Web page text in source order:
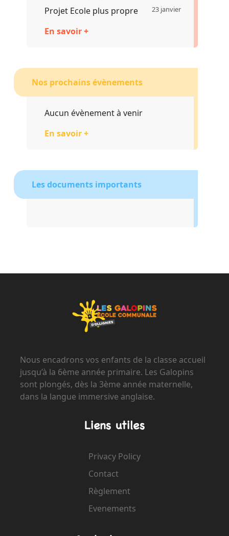
Projet Ecole plus propre 23 janvier
En savoir +
Nos prochains évènements
Aucun évènement à venir
En savoir +
Les documents importants
Nous encadrons vos enfants de la classe accueil
jusqu’à la 6ème année primaire. Les Galopins
sont plongés, dès la 3ème année maternelle,
dans la langue immersive anglaise.
Liens utiles
Privacy Policy
Contact
Règlement
Evenements